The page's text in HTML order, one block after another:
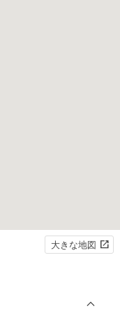
大きな地図